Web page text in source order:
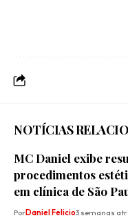
NOTÍCIAS
MC Daniel exibe
procedimentos
em clínica de São
PorDaniel Felicio3 semanas